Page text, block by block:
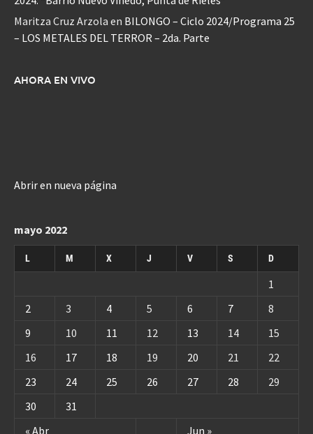
Maritza Cruz Arzola en BILONGO – Ciclo 2024/Programa 25
– LOS METALES DEL TERROR – 2da. Parte
AHORA EN VIVO
Abrir en nueva página
mayo 2022
L M X J V S D
« Abr Jun »
1
2
3 4 5 6 7
8
9
10 11 12 13 14
15
16
17 18 19 20 21
22
23
24 25 26 27 28
29
30
31